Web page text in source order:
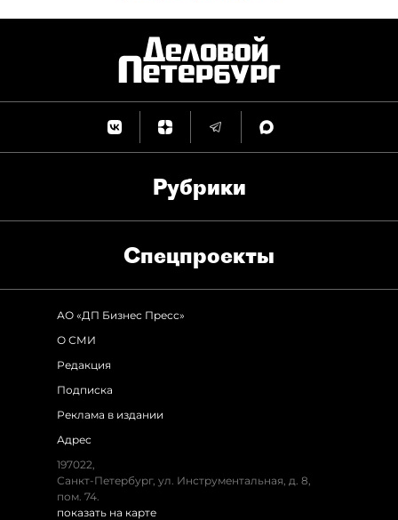
Рубрики
Спец­проекты
АО «ДП Бизнес Пресс»
О СМИ
Редакция
Подписка
Реклама в издании
Адрес
197022,
Санкт-Петербург, ул. Инструментальная, д. 8,
пом. 74.
показать на карте